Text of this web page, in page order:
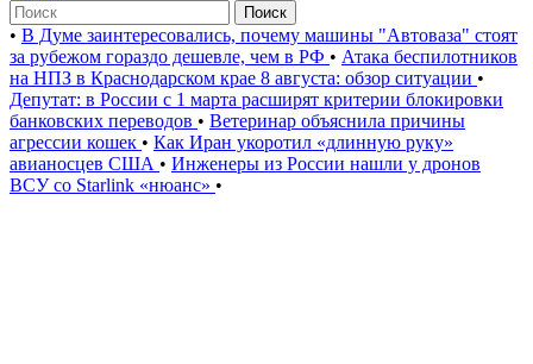
Поиск
• В Думе заинтересовались, почему машины "Автоваза" стоят
за рубежом гораздо дешевле, чем в РФ • Атака беспилотников
на НПЗ в Краснодарском крае 8 августа: обзор ситуации •
Депутат: в России с 1 марта расширят критерии блокировки
банковских переводов • Ветеринар объяснила причины
агрессии кошек • Как Иран укоротил «длинную руку»
авианосцев США • Инженеры из России нашли у дронов
ВСУ со Starlink «нюанс» •